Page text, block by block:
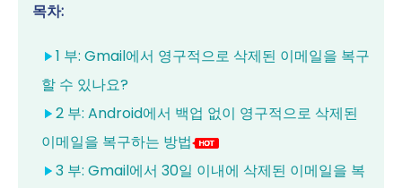
목차:
1 부: Gmail에서 영구적으로 삭제된 이메일을 복구
할 수 있나요?
2 부: Android에서 백업 없이 영구적으로 삭제된
이메일을 복구하는 방법
3 부: Gmail에서 30일 이내에 삭제된 이메일을 복